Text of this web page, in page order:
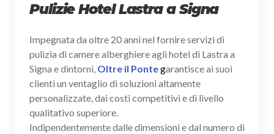
Pulizie Hotel Lastra a Signa
Impegnata da oltre 20 anni nel fornire servizi di
pulizia di camere alberghiere agli hotel di Lastra a
Signa e dintorni, Oltre il Pontegarantisce ai suoi
clienti un ventaglio di soluzioni altamente
personalizzate, dai costi competitivi e di livello
qualitativo superiore.
Indipendentemente dalle dimensioni e dal numero di